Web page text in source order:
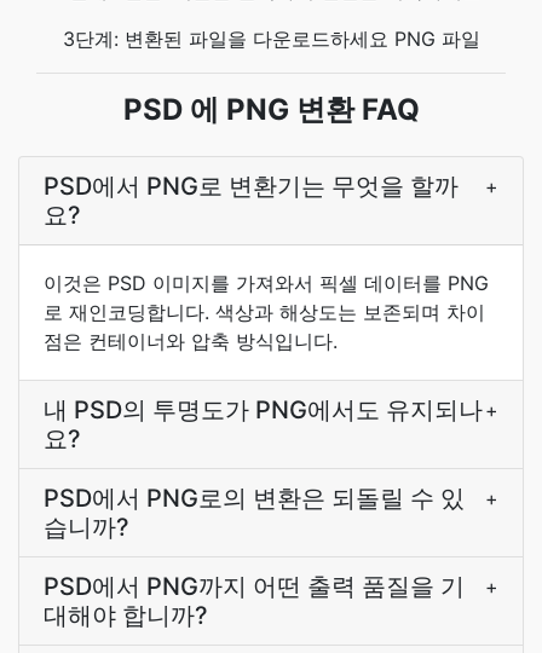
3단계: 변환된 파일을 다운로드하세요 PNG 파일
PSD 에 PNG 변환 FAQ
PSD에서 PNG로 변환기는 무엇을 할까
요?
+
이것은 PSD 이미지를 가져와서 픽셀 데이터를 PNG
로 재인코딩합니다. 색상과 해상도는 보존되며 차이
점은 컨테이너와 압축 방식입니다.
내 PSD의 투명도가 PNG에서도 유지되나
요?
+
PSD에서 PNG로의 변환은 되돌릴 수 있
습니까?
+
PSD에서 PNG까지 어떤 출력 품질을 기
대해야 합니까?
+